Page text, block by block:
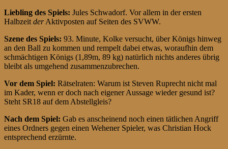
Liebling des Spiels: Jules Schwadorf. Vor allem in der ersten
Halbzeit derAktivposten auf Seiten des SVWW.
Szene des Spiels: 93. Minute, Kolke versucht, über Königs hinweg
an den Ball zu kommen und rempelt dabei etwas, woraufhin dem
schmächtigen Königs (1,89m, 89 kg) natürlich nichts anderes übrig
bleibt als umgehend zusammenzubrechen.
Vor dem Spiel: Rätselraten: Warum ist Steven Ruprecht nicht mal
im Kader, wenn er doch nach eigener Aussage wieder gesund ist?
Steht SR18 auf dem Abstellgleis?
Nach dem Spiel: Gab es anscheinend noch einen tätlichen Angriff
eines Ordners gegen einen Wehener Spieler, was Christian Hock
entsprechend erzürnte.